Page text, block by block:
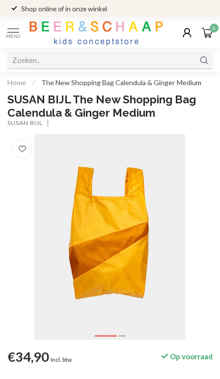
Shop online of in onze winkel
MENU
0
Home / The New Shopping Bag Calendula & Ginger Medium
SUSAN BIJL The New Shopping Bag
Calendula & Ginger Medium
SUSAN BIJL
€34,90 Incl. btw Op voorraad